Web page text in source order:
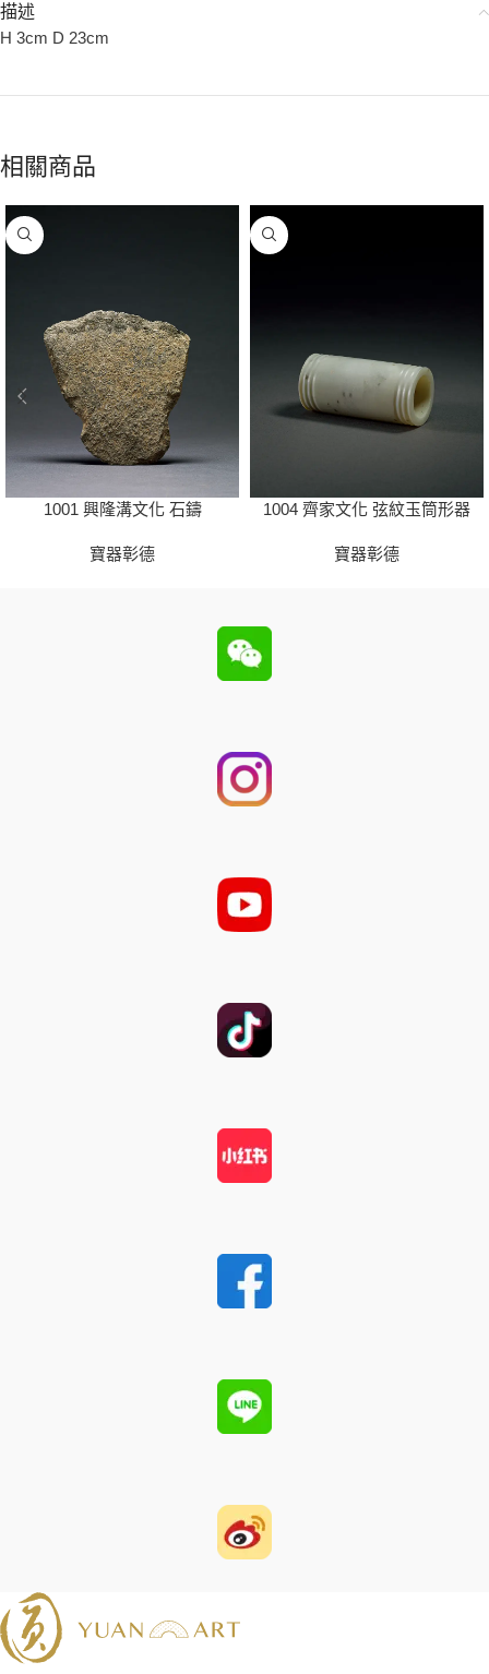
描述
H 3cm D 23cm
相關商品
1001 興隆溝文化 石鑄
寶器彰德
1004 齊家文化 弦紋玉筒形器
寶器彰德